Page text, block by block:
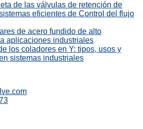
de las válvulas de retención de
eficientes de Control del flujo
de acero fundido de alto
aplicaciones industriales
los coladores en Y: tipos, usos y
sistemas industriales